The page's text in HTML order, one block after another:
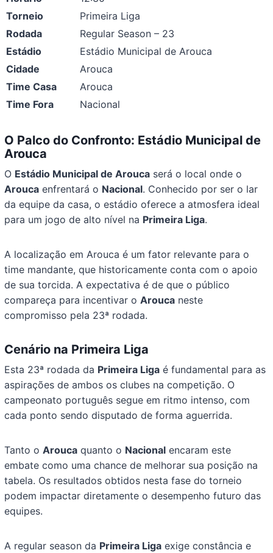
Torneio
Primeira Liga
Rodada
Regular Season – 23
Estádio
Estádio Municipal de Arouca
Cidade
Arouca
Time Casa
Arouca
Time Fora
Nacional
O Palco do Confronto: Estádio Municipal de
Arouca
O Estádio Municipal de Arouca será o local onde o
Arouca enfrentará o Nacional. Conhecido por ser o lar
da equipe da casa, o estádio oferece a atmosfera ideal
para um jogo de alto nível na Primeira Liga.
A localização em Arouca é um fator relevante para o
time mandante, que historicamente conta com o apoio
de sua torcida. A expectativa é de que o público
compareça para incentivar oArouca neste
compromisso pela 23ª rodada.
Cenário na Primeira Liga
Esta 23ª rodada da Primeira Liga é fundamental para as
aspirações de ambos os clubes na competição. O
campeonato português segue em ritmo intenso, com
cada ponto sendo disputado de forma aguerrida.
Tanto oArouca quanto o Nacional encaram este
embate como uma chance de melhorar sua posição na
tabela. Os resultados obtidos nesta fase do torneio
podem impactar diretamente o desempenho futuro das
equipes.
A regular season da Primeira Liga exige constância e